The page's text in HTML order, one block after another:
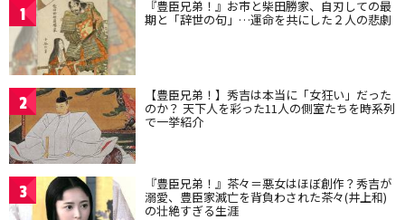
1 『豊臣兄弟！』お市と柴田勝家、自刃しての最
期と「辞世の句」…運命を共にした２人の悲劇
2 【豊臣兄弟！】秀吉は本当に「女狂い」だった
のか？ 天下人を彩った11人の側室たちを時系列
で一挙紹介
3 『豊臣兄弟！』茶々＝悪女はほぼ創作？秀吉が
溺愛、豊臣家滅亡を背負わされた茶々(井上和)
の壮絶すぎる生涯